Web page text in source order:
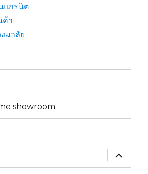
แกรนิต
ค้า
มาลัย
showroom
ขยาย
เมนู
ย่อย